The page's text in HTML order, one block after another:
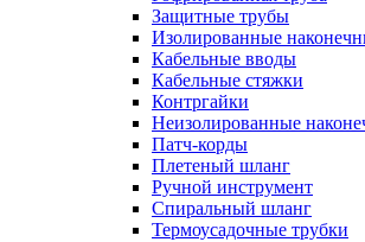
Защитные трубы
Изолированные
Кабельные вводы
Кабельные стяжки
Контргайки
Неизолированные
Патч-корды
Плетеный шланг
Ручной инструмент
Спиральный шланг
Термоусадочные трубки